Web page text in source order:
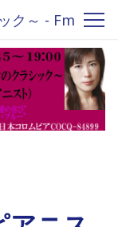
ク～ - Fm